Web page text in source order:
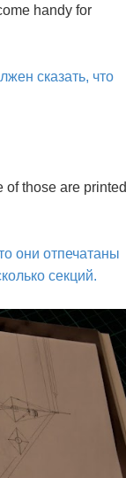
handy for
сказать, что
of those are printed
они отпечатаны
секций.